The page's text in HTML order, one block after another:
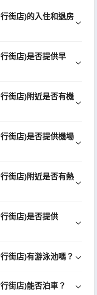
街店)的入住和退房
街店)是否提供早
街店)附近是否有機
街店)是否提供機場
街店)附近是否有熱
街店)是否提供
街店)有游泳池嗎？
街店)能否泊車？